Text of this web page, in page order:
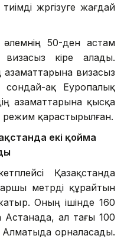
жүргізуге жағдай
әлемнің 50-ден астам
визасыз кіре алады.
визасыз
сондай-ақ Еуропалық
азаматтарына қысқа
режим қарастырылған.
екі қойма
Қазақстанда
метрді құрайтын
Оның ішінде 160
ал тағы 100
орналасады.